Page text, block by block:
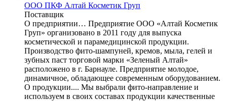
ООО ПКФ Алтай Косметик Груп
Поставщик
О предприятии… Предприятие ООО «Алтай Косметик
Груп» организовано в 2011 году для выпуска
косметической и парамедицинской продукции.
Производство фито-шампуней, кремов, мыла, гелей и
зубных паст торговой марки «Зеленый Алтай»
расположено в г. Барнауле. Предприятие молодое,
динамичное, обладающее современным оборудованием.
О продукции.... Мы выбрали фито-направление и
используем в своих составах продукции качественные